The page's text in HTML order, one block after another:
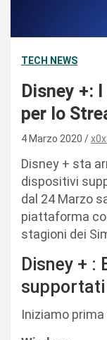
TECH NEWS
Disney +:
per lo
4 Marzo 2020
Disney + sta
dispositivi
dal 24 Marzo
piattaforma
stagioni dei
Disney + :
supportati
Iniziamo